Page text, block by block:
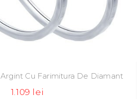
Cu Farimitura De Diamant
1.109 lei